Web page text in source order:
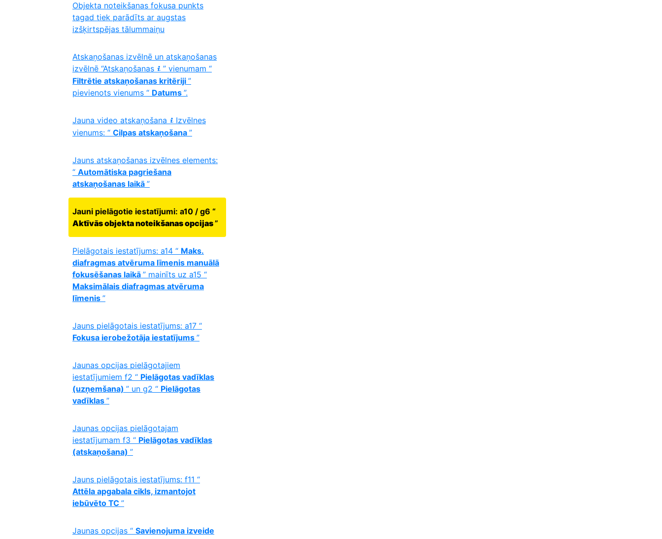
Objekta noteikšanas fokusa punkts
tagad tiek parādīts ar augstas
izšķirtspējas tālummaiņu
Atskaņošanas izvēlnē un atskaņošanas
izvēlnē “Atskaņošanas i ” vienumam “
Filtrētie atskaņošanas kritēriji ”
pievienots vienums “ Datums ”.
Jauna video atskaņošana i Izvēlnes
vienums: “ Cilpas atskaņošana ”
Jauns atskaņošanas izvēlnes elements:
“ Automātiska pagriešana
atskaņošanas laikā ”
Jauni pielāgotie iestatījumi: a10 / g6 “
Aktīvās objekta noteikšanas opcijas”
Pielāgotais iestatījums: a14 “ Maks.
diafragmas atvēruma līmenis manuālā
fokusēšanas laikā ” mainīts uz a15 “
Maksimālais diafragmas atvēruma
līmenis ”
Jauns pielāgotais iestatījums: a17 “
Fokusa ierobežotāja iestatījums ”
Jaunas opcijas pielāgotajiem
iestatījumiem f2 “ Pielāgotas vadīklas
(uzņemšana) ” un g2 “ Pielāgotas
vadīklas ”
Jaunas opcijas pielāgotajam
iestatījumam f3 “ Pielāgotas vadīklas
(atskaņošana) ”
Jauns pielāgotais iestatījums: f11 “
Attēla apgabala cikls, izmantojot
iebūvēto TC ”
Jaunas opcijas “ Savienojuma izveide